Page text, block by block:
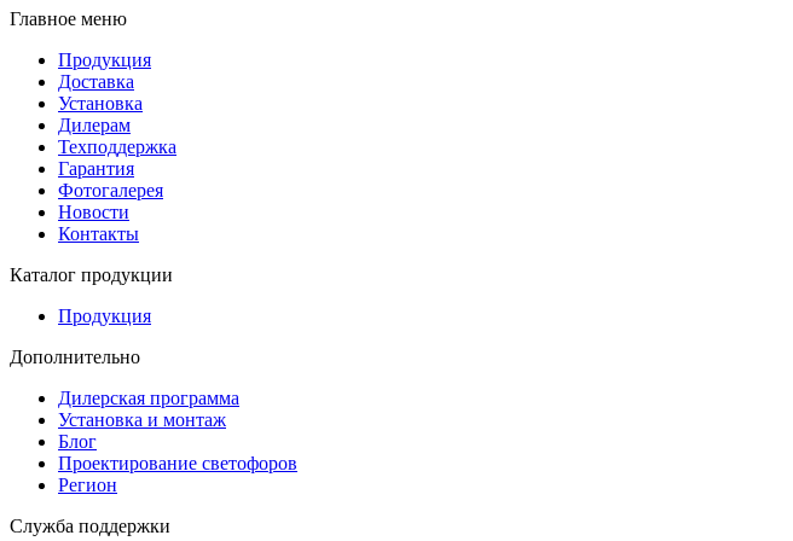
Главное меню
Продукция
Доставка
Установка
Дилерам
Техподдержка
Гарантия
Фотогалерея
Новости
Контакты
Каталог продукции
Продукция
Дополнительно
Дилерская программа
Установка и монтаж
Блог
Проектирование светофоров
Регион
Служба поддержки